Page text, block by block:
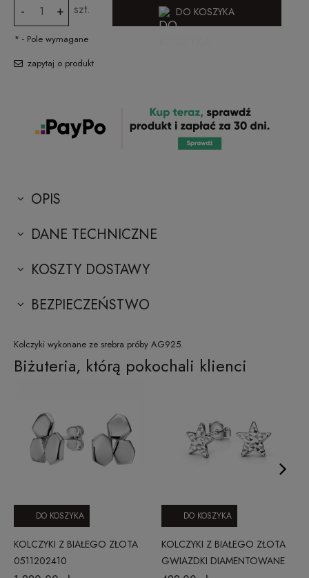
- + szt. DO KOSZYKA
* - Pole wymagane
zapytaj o produkt
OPIS
DANE TECHNICZNE
KOSZTY DOSTAWY
BEZPIECZEŃSTWO
Kolczyki wykonane ze srebra próby AG925.
Biżuteria, którą pokochali klienci
KOLCZYKI Z BIAŁEGO ZŁOTA
0511202410
DO KOSZYKA
KOLCZYKI Z BIAŁEGO ZŁOTA
GWIAZDKI DIAMENTOWANE
DO KOSZYKA